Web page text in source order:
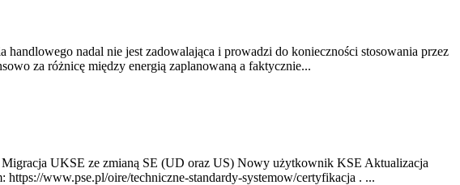
nadal nie jest zadowalająca i prowadzi do konieczności stosowania przez
za różnicę między energią zaplanowaną a faktycznie...
UKSE ze zmianą SE (UD oraz US) Nowy użytkownik KSE Aktualizacja
www.pse.pl/oire/techniczne-standardy-systemow/certyfikacja . ...